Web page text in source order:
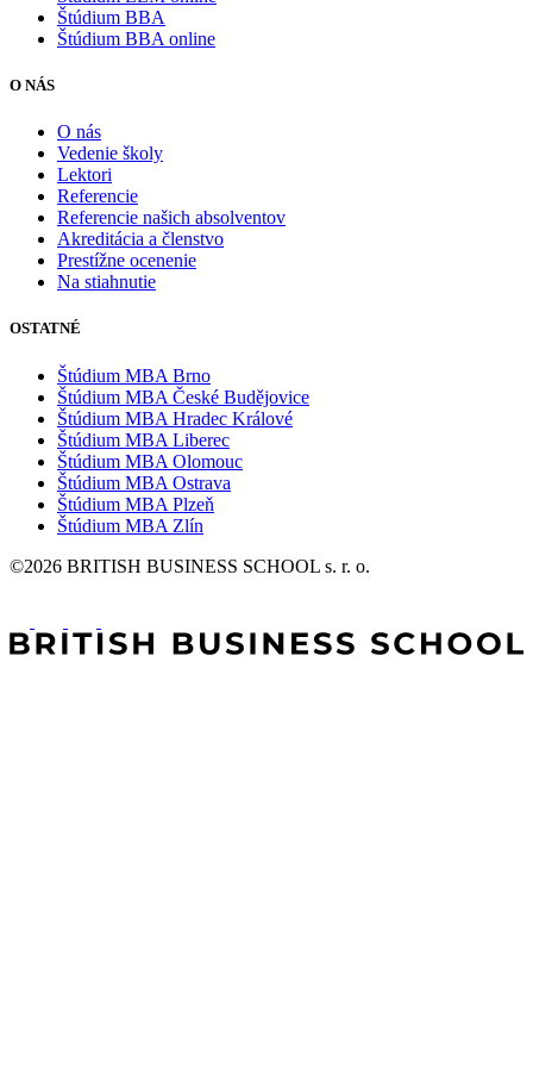
Štúdium BBA
Štúdium BBA online
O NÁS
O nás
Vedenie školy
Lektori
Referencie
Referencie našich absolventov
Akreditácia a členstvo
Prestížne ocenenie
Na stiahnutie
OSTATNÉ
Štúdium MBA Brno
Štúdium MBA České Budějovice
Štúdium MBA Hradec Králové
Štúdium MBA Liberec
Štúdium MBA Olomouc
Štúdium MBA Ostrava
Štúdium MBA Plzeň
Štúdium MBA Zlín
©2026 BRITISH BUSINESS SCHOOL s. r. o.